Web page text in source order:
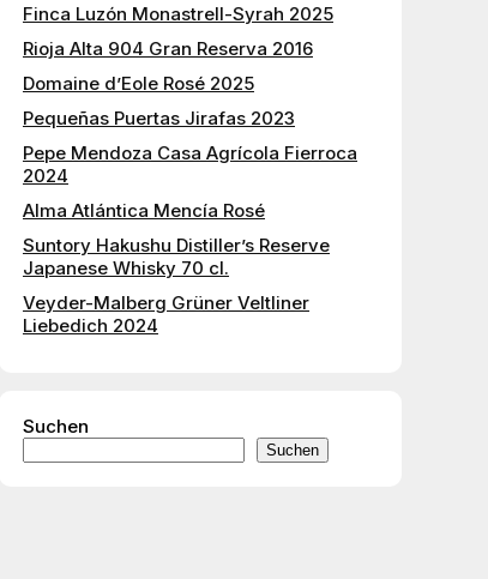
Finca Luzón Monastrell-Syrah 2025
Rioja Alta 904 Gran Reserva 2016
Domaine d’Eole Rosé 2025
Pequeñas Puertas Jirafas 2023
Pepe Mendoza Casa Agrícola Fierroca
2024
Alma Atlántica Mencía Rosé
Suntory Hakushu Distiller’s Reserve
Japanese Whisky 70 cl.
Veyder-Malberg Grüner Veltliner
Liebedich 2024
Suchen
Suchen